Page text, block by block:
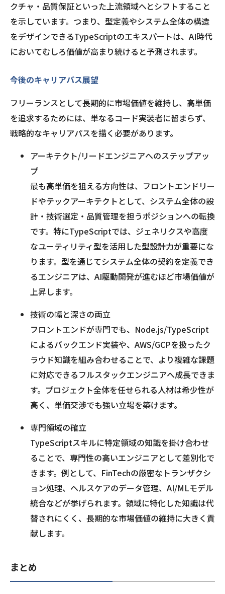
クチャ・品質保証といった上流領域へとシフトすること
を示しています。つまり、型定義やシステム全体の構造
をデザインできるTypeScriptのエキスパートは、AI時代
においてむしろ価値が高まり続けると予測されます。
今後のキャリアパス展望
フリーランスとして長期的に市場価値を維持し、高単価
を追求するためには、単なるコード実装者に留まらず、
戦略的なキャリアパスを描く必要があります。
アーキテクト/リードエンジニアへのステップアッ
プ
最も高単価を狙える方向性は、フロントエンドリー
ドやテックアーキテクトとして、システム全体の設
計・技術選定・品質管理を担うポジションへの転換
です。特にTypeScriptでは、ジェネリクスや高度
なユーティリティ型を活用した型設計力が重要にな
ります。型を通じてシステム全体の契約を定義でき
るエンジニアは、AI駆動開発が進むほど市場価値が
上昇します。
技術の幅と深さの両立
フロントエンドが専門でも、Node.js/TypeScript
によるバックエンド実装や、AWS/GCPを扱ったク
ラウド知識を組み合わせることで、より複雑な課題
に対応できるフルスタックエンジニアへ成長できま
す。プロジェクト全体を任せられる人材は希少性が
高く、単価交渉でも強い立場を築けます。
専門領域の確立
TypeScriptスキルに特定領域の知識を掛け合わせ
ることで、専門性の高いエンジニアとして差別化で
きます。例として、FinTechの厳密なトランザクシ
ョン処理、ヘルスケアのデータ管理、AI/MLモデル
統合などが挙げられます。領域に特化した知識は代
替されにくく、長期的な市場価値の維持に大きく貢
献します。
まとめ